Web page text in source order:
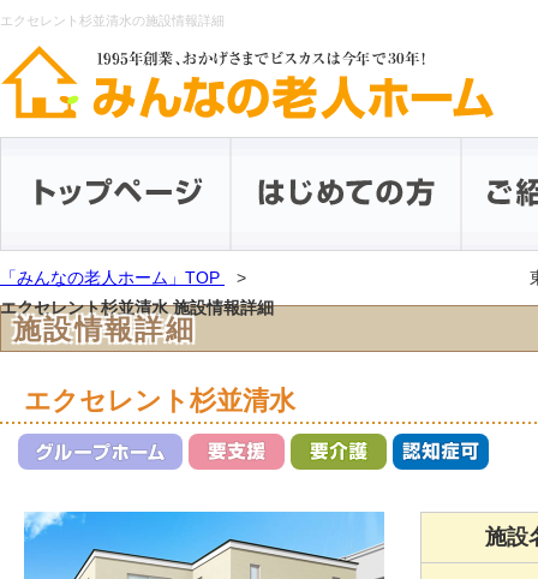
エクセレント杉並清水の施設情報詳細
「みんなの老人ホーム」TOP
エクセレント杉並清水 施設情報詳細
施設情報詳細
エクセレント杉並清水
施設